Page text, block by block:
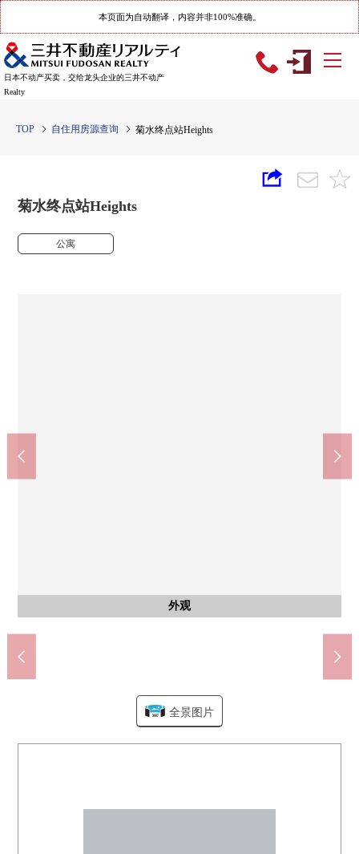
本页面为自动翻译，内容并非100%准确。
日本不动产买卖，交给龙头企业的三井不动产
Realty
TOP 自住用房源查询 菊水终点站Heights
菊水终点站Heights
公寓
外观
客厅
厨房
洗脸
盥洗台
公共汽车
浴室
厕所
客厅
客厅
客厅
厨房
3份煤气灶
厨房
西式房间
西式房间(约5.0张塌塌米)
西式房间
西式房间(约5.0张塌塌米)
室内
储藏室(约4.5张塌塌米)
室内
储藏室(约4.5张塌塌米)
西式房间
西式房间(约4.8张塌塌米)
西式房间
西式房间(约4.8张塌塌米)
门口
阳台
阳台
停车场
共有部分
垃圾站
入口
共有部分
自行车停放处
菊水站(札幌市交通局东西线)(约120m)
步行2分钟
MAXVALU菊水店(约460m)
步行6分钟
超市ARCS菊水店(约470m)
步行6分钟
yayoi公园(约130m)
步行2分钟
3条TSURUHA药品菊水店(约420m)
步行6分钟
3条7-Eleven札幌菊水店(约250m)
步行4分钟
札幌菊水三条邮局(约540m)
步行7分钟
车篷东小学(约740m)
步行10分钟
车篷东中学(约670m)
步行9分钟
全景图片